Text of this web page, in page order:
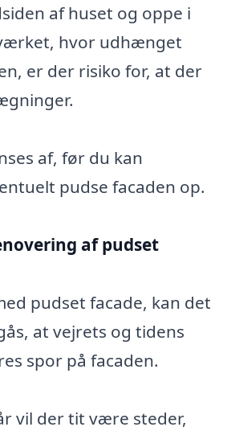
af huset og oppe i
hvor udhænget
er der risiko for, at der
af, før du kan
pudse facaden op.
af pudset
pudset facade, kan det
at vejrets og tidens
spor på facaden.
vil der tit være steder,